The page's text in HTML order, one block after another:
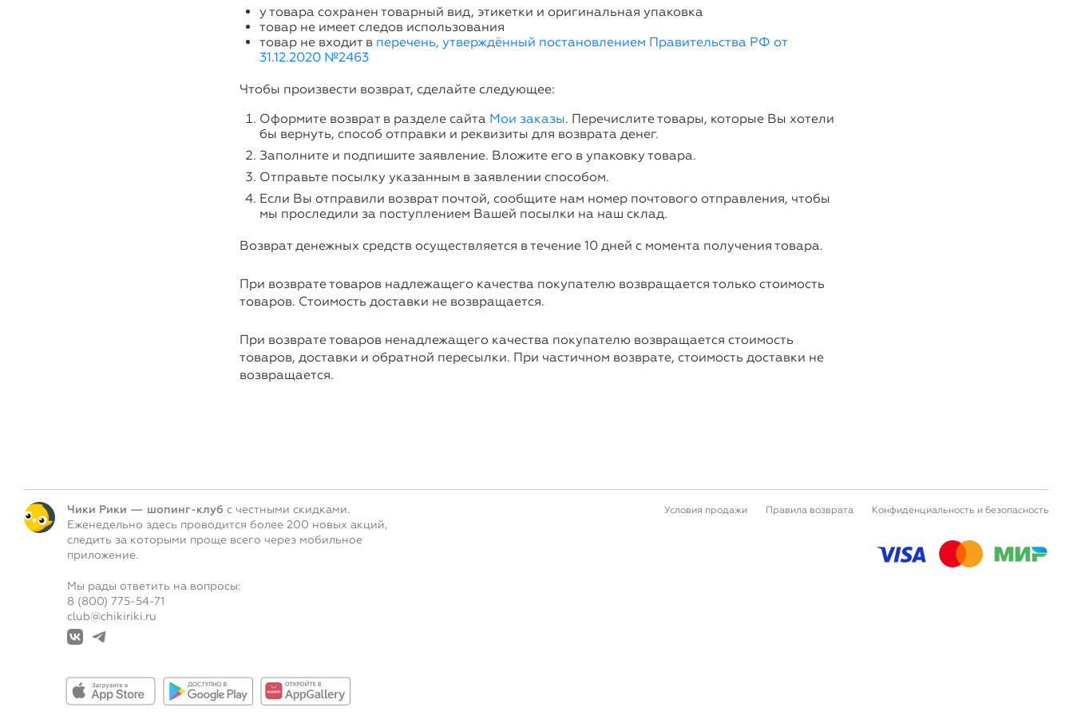
у товара сохранен товарный вид, этикетки и оригинальная упаковка
товар не имеет следов использования
товар не входит в перечень, утверждённый постановлением Правительства РФ от
31.12.2020 №2463
Чтобы произвести возврат, сделайте следующее:
Оформите возврат в разделе сайта Мои заказы. Перечислите товары, которые Вы хотели
бы вернуть, способ отправки и реквизиты для возврата денег.
Заполните и подпишите заявление. Вложите его в упаковку товара.
Отправьте посылку указанным в заявлении способом.
Если Вы отправили возврат почтой, сообщите нам номер почтового отправления, чтобы
мы проследили за поступлением Вашей посылки на наш склад.
Возврат денежных средств осуществляется в течение 10 дней с момента получения товара.
При возврате товаров надлежащего качества покупателю возвращается только стоимость
товаров. Стоимость доставки не возвращается.
При возврате товаров ненадлежащего качества покупателю возвращается стоимость
товаров, доставки и обратной пересылки. При частичном возврате, стоимость доставки не
возвращается.
Чики Рики — шопинг-клуб с честными скидками.
Еженедельно здесь проводится более 200 новых акций,
следить за которыми проще всего через мобильное
приложение.
Мы рады ответить на вопросы:
8 (800) 775-54-71
club@chikiriki.ru
Условия продажи Правила возврата Конфиденциальность и безопасность